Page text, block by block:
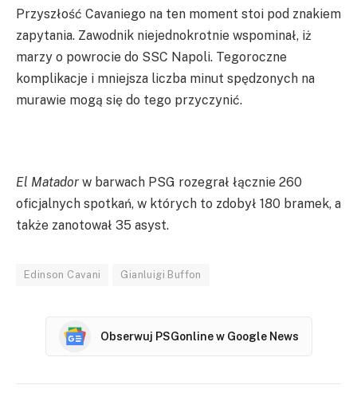
Przyszłość Cavaniego na ten moment stoi pod znakiem
zapytania. Zawodnik niejednokrotnie wspominał, iż
marzy o powrocie do SSC Napoli. Tegoroczne
komplikacje i mniejsza liczba minut spędzonych na
murawie mogą się do tego przyczynić.
El Matador w barwach PSG rozegrał łącznie 260
oficjalnych spotkań, w których to zdobył 180 bramek, a
także zanotował 35 asyst.
Edinson Cavani Gianluigi Buffon
Obserwuj PSGonline w Google News